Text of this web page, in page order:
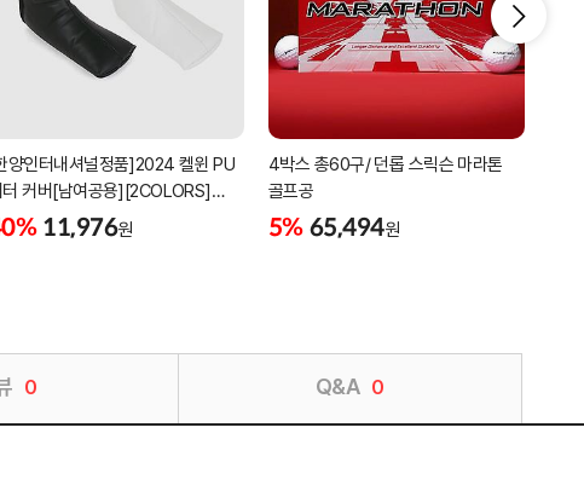
양인터내셔널정품]2024 켈윈 PU
커버[남여공용][2COLORS]
PC320]
11,976원
4박스 총60구/ 던롭 스릭슨 마라톤
골프공
5% 65,494원
0 Q&A 0